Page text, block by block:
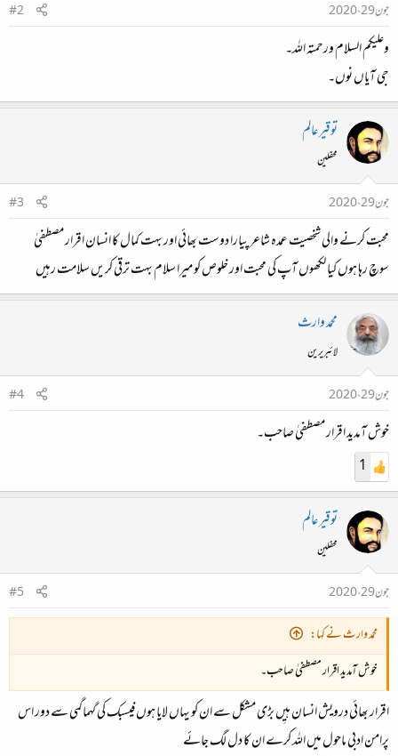
جون 29، 2020
#2
وعلیکم السلام ورحمتہ اللہ۔
جی آیاں نوں۔
توقیر عالم
محفلین
جون 29، 2020
#3
محبت کرنے والی شخصیت عمدہ شاعر پیارا دوست بھائی اور بہت کمال کا انسان اقرار مصطفیٰ
سوچ رہا ہوں کیا لکھوں آپ کی محبت اور خلوص کو میرا سلام بہت ترقی کریں سلامت رہیں
محمد وارث
لائبریرین
جون 29، 2020
#4
خوش آمدید اقرار مصطفیٰ صاحب۔
1
توقیر عالم
محفلین
جون 29، 2020
#5
محمد وارث نے کہا:
خوش آمدید اقرار مصطفیٰ صاحب۔
اقرار بھائی درویش انسان ہیِں بڑی مشکل سے ان کو یہاں لایا ہوں فیسبک کی گہماگمی سے دور اس
پرامن ادبی ماحول میں اللہ کرے ان کا دل لگ جائے